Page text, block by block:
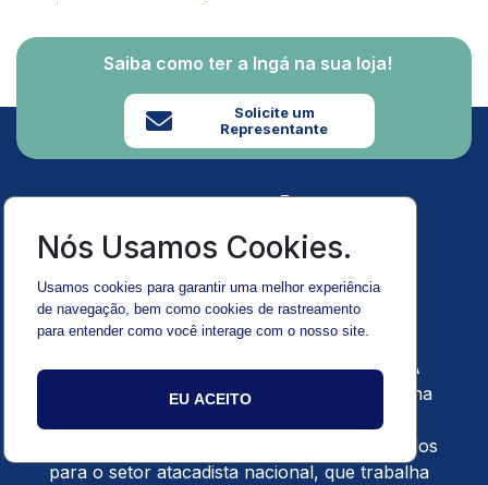
Saiba como ter a Ingá na sua loja!
Solicite um
Representante
Sobre a Ingá Import
Transformação e desafio são nosso norte! A
Ingá Import foi fundada em agosto de 2010 na
cidade de Maringá (PR) e atua na área de
importação e distribuição de produtos voltados
para o setor atacadista nacional, que trabalha
Nós Usamos Cookies.
Usamos cookies para garantir uma melhor experiência
de navegação, bem como cookies de rastreamento
para entender como você interage com o nosso site.
EU ACEITO